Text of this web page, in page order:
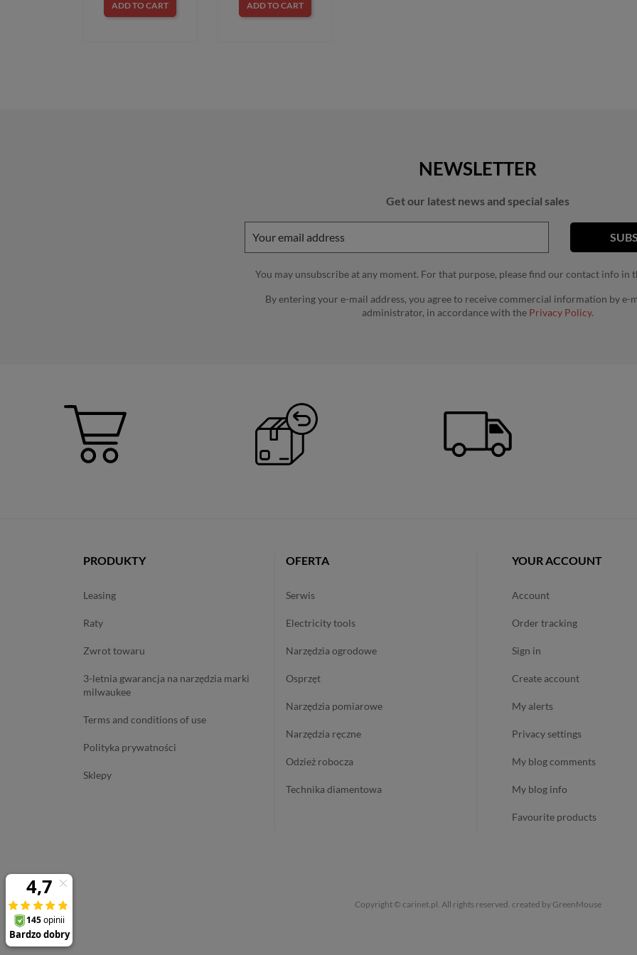
ADD TO CART ADD TO CART
NEWSLETTER
Get our latest news and special sales
You may unsubscribe at any moment. For that purpose, please find our contact info in
By entering your e-mail address, you agree to receive commercial information by e-
administrator, in accordance with the Privacy Policy.
PRODUKTY
leasing
raty
zwrot towaru
3-letnia gwarancja na narzędzia marki
milwaukee
terms and conditions of use
polityka prywatności
sklepy
OFERTA
serwis
electricity tools
narzędzia ogrodowe
osprzęt
narzędzia pomiarowe
narzędzia ręczne
odzież robocza
technika diamentowa
YOUR ACCOUNT
account
order tracking
sign in
create account
my alerts
privacy settings
my blog comments
my blog info
favourite products
Copyright © carinet.pl. All rights reserved. created by GreenMouse